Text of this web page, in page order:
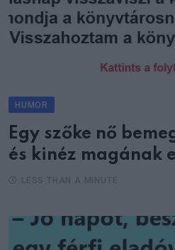
HUMOR
Egy szőke nő
és kinéz magának